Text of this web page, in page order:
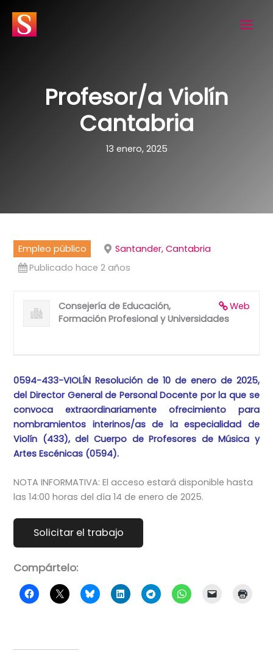
contenido
Profesor/a Violín
Cantabria
13 enero, 2025
Empleo público
Santander, Cantabria
Publicado hace 2 años
Web
Consejería de Educación,
Formación Profesional y Universidades
0594-433-VIOLÍN Resolución de 10 de enero de 2025,
del Director General de Personal Docente por la que se
convoca extraordinariamente ofrecimiento para
nombramientos interinos/as de la especialidad de
Violín (433), del Cuerpo de Profesores de Música y
Artes Escénicas (0594).
NOTA INFORMATIVA: El acceso estará disponible hasta
las 14:00 horas del día 14 de enero de 2025.
Compártelo: